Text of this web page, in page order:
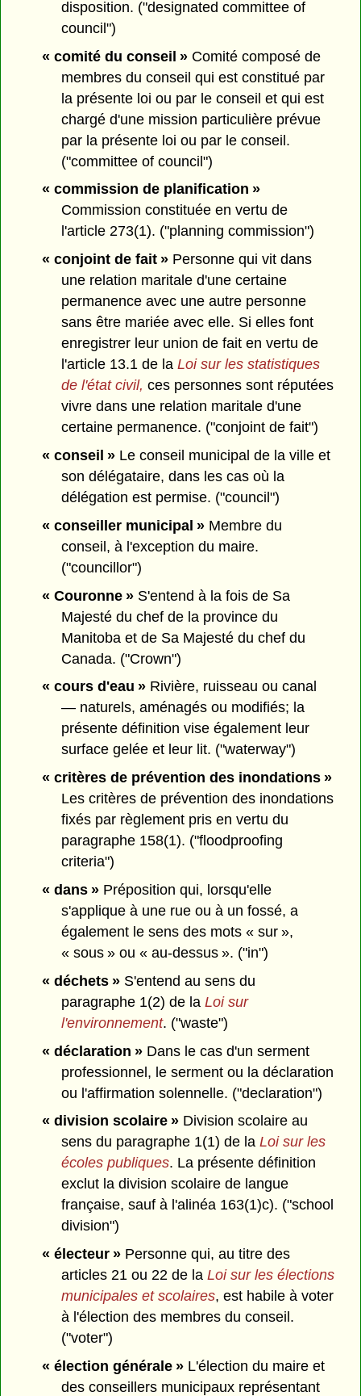
disposition. ("designated committee of
council")
« comité du conseil »Comité composé de
membres du conseil qui est constitué par
la présente loi ou par le conseil et qui est
chargé d'une mission particulière prévue
par la présente loi ou par le conseil.
("committee of council")
« commission de planification »
Commission constituée en vertu de
l'article 273(1). ("planning commission")
« conjoint de fait »Personne qui vit dans
une relation maritale d'une certaine
permanence avec une autre personne
sans être mariée avec elle. Si elles font
enregistrer leur union de fait en vertu de
l'article 13.1 de laLoi sur les statistiques
de l'état civil,ces personnes sont réputées
vivre dans une relation maritale d'une
certaine permanence. ("conjoint de fait")
« conseil »Le conseil municipal de la ville et
son délégataire, dans les cas où la
délégation est permise. ("council")
« conseiller municipal »Membre du
conseil, à l'exception du maire.
("councillor")
« Couronne »S'entend à la fois de Sa
Majesté du chef de la province du
Manitoba et de Sa Majesté du chef du
Canada. ("Crown")
« cours d'eau »Rivière, ruisseau ou canal
— naturels, aménagés ou modifiés; la
présente définition vise également leur
surface gelée et leur lit. ("waterway")
« critères de prévention des inondations »
Les critères de prévention des inondations
fixés par règlement pris en vertu du
paragraphe 158(1). ("floodproofing
criteria")
« dans »Préposition qui, lorsqu'elle
s'applique à une rue ou à un fossé, a
également le sens des mots « sur »,
« sous » ou « au-dessus ». ("in")
« déchets »S'entend au sens du
paragraphe 1(2) de laLoi sur
l'environnement. ("waste")
« déclaration »Dans le cas d'un serment
professionnel, le serment ou la déclaration
ou l'affirmation solennelle. ("declaration")
« division scolaire »Division scolaire au
sens du paragraphe 1(1) de laLoi sur les
écoles publiques. La présente définition
exclut la division scolaire de langue
française, sauf à l'alinéa 163(1)c). ("school
division")
« électeur »Personne qui, au titre des
articles 21 ou 22 de laLoi sur les élections
municipales et scolaires, est habile à voter
à l'élection des membres du conseil.
("voter")
« élection générale »L'élection du maire et
des conseillers municipaux représentant